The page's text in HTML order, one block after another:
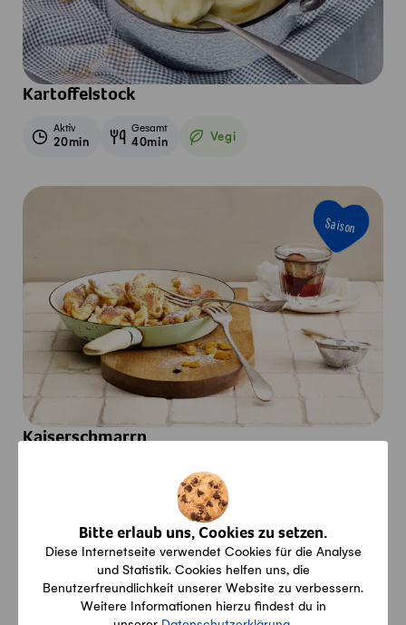
Bitte erlaub uns, Cookies zu setzen.
Diese Internetseite verwendet Cookies für die Analyse
und Statistik. Cookies helfen uns, die
Benutzerfreundlichkeit unserer Website zu verbessern.
Weitere Informationen hierzu findest du in
Kartoffelstock
Aktiv
20min
Gesamt
40min Vegi
Vegetarisch
Saison
Kaiserschmarrn
Vegi
Vegetarisch